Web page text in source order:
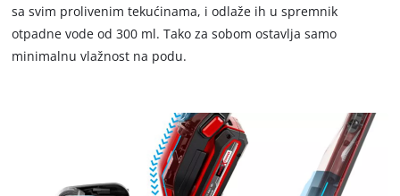
that
are
disclosed
sa svim prolivenim tekućinama, i odlaže ih u spremnik
otpadne vode od 300 ml. Tako za sobom ostavlja samo
minimalnu vlažnost na podu.